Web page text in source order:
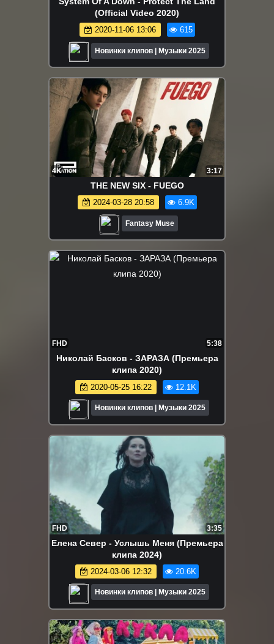
(Official Video 2020)
2020-11-06 13:06 615
Новинки клипов | Музыки 2025
4K 3:17
THE NEW SIX - FUEGO
2024-03-28 20:58 6.9K
Fantasy Muse
FHD 5:38
Николай Басков - ЗАРАЗА (Премьера
клипа 2020)
2020-05-25 16:22 12.1K
Новинки клипов | Музыки 2025
FHD 3:35
Елена Север - Услышь Меня (Премьера
клипа 2024)
2024-03-06 12:32 20.6K
Новинки клипов | Музыки 2025